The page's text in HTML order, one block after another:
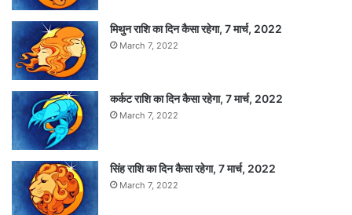
एक रन बनाया। शमी के बाद जाधव भी गुलबदीन की गेंद पर
जादरान को कवर्स पर आसान सा कैच देकर पवेलियन लौट
लिए। उन्होंने 68 गेंदों की पारी में तीन चौके और एक छक्का
मारा।
कुलदीप यादव और बुमराह एक-एक रन बनाकर आउट हुए।
नैब और नबी ने दो-दो विकेट लिए। मुजीब, आलम, राशिद,
मिथुन राशि का दिन कैसा रहेगा, 7 मार्च, 2022
March 7, 2022
कर्कट राशि का दिन कैसा रहेगा, 7 मार्च, 2022
March 7, 2022
सिंह राशि का दिन कैसा रहेगा, 7 मार्च, 2022
March 7, 2022